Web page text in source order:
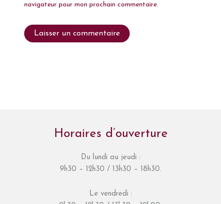
navigateur pour mon prochain commentaire.
Horaires d’ouverture
Du lundi au jeudi :
9h30 – 12h30 / 13h30 – 18h30.
Le vendredi :